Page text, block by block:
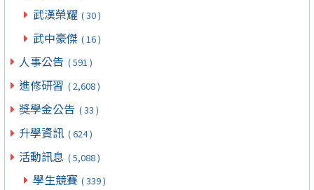
武漢榮耀 ( 30 )
武中豪傑 ( 16 )
人事公告 ( 591 )
進修研習 ( 2,608 )
獎學金公告 ( 33 )
升學資訊 ( 624 )
活動訊息 ( 5,088 )
學生競賽 ( 339 )